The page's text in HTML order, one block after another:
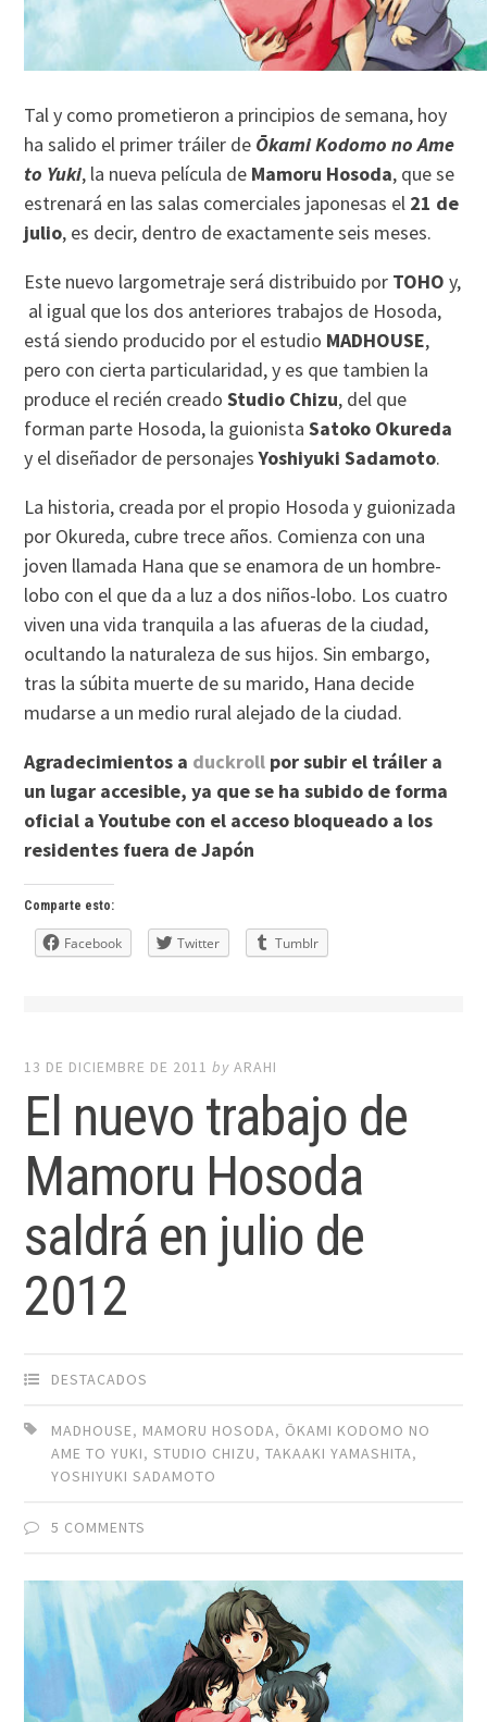
Tal y como prometieron a principios de semana, hoy
ha salido el primer tráiler de Ōkami Kodomo no Ame
to Yuki, la nueva película de Mamoru Hosoda, que se
estrenará en las salas comerciales japonesas el 21 de
julio, es decir, dentro de exactamente seis meses.
Este nuevo largometraje será distribuido por TOHO y,
al igual que los dos anteriores trabajos de Hosoda,
está siendo producido por el estudio MADHOUSE,
pero con cierta particularidad, y es que tambien la
produce el recién creadoStudio Chizu, del que
forman parte Hosoda, la guionistaSatoko Okureda
y el diseñador de personajesYoshiyuki Sadamoto.
La historia, creada por el propio Hosoda y guionizada
por Okureda, cubre trece años. Comienza con una
joven llamada Hana que se enamora de un hombre-
lobo con el que da a luz a dos niños-lobo. Los cuatro
viven una vida tranquila a las afueras de la ciudad,
ocultando la naturaleza de sus hijos. Sin embargo,
tras la súbita muerte de su marido, Hana decide
mudarse a un medio rural alejado de la ciudad.
Agradecimientos a duckroll por subir el tráiler a
un lugar accesible, ya que se ha subido de forma
oficial a Youtube con el acceso bloqueado a los
residentes fuera de Japón
Comparte esto:
Facebook Twitter Tumblr
13 DE DICIEMBRE DE 2011 byARAHI
El nuevo trabajo de
Mamoru Hosoda
saldrá en julio de
2012
DESTACADOS
MADHOUSE, MAMORU HOSODA, ŌKAMI KODOMO NO
AME TO YUKI,STUDIO CHIZU,TAKAAKI YAMASHITA,
YOSHIYUKI SADAMOTO
5 COMMENTS